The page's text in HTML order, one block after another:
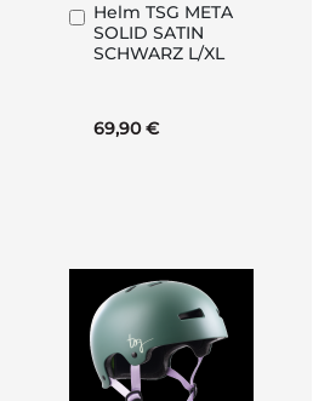
Helm TSG META
SOLID SATIN
SCHWARZ L/XL
69,90 €
In
den
Warenkorb